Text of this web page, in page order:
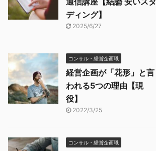
ディング】
2025/6/27
コンサル・経営企画職
経営企画が「花形」と言
われる5つの理由【現
役】
2022/3/25
コンサル・経営企画職